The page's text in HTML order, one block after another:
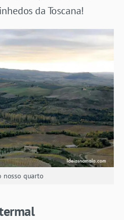
da Toscana!
nosso quarto